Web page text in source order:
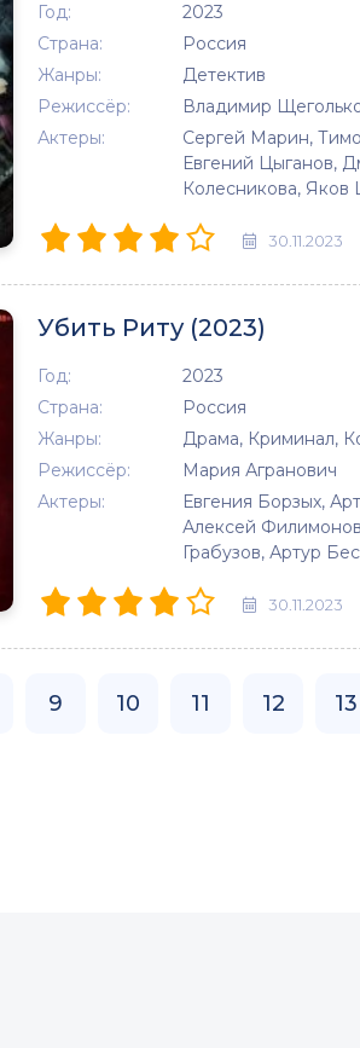
Год:
2023
Страна:
Россия
Жанры:
Детектив
Режиссёр:
Владимир
Актеры:
Сергей Марин,
Евгений Цыганов,
Колесникова,
30.11.2023
Убить Риту (2023)
Год:
2023
Страна:
Россия
Жанры:
Драма, Криминал,
Режиссёр:
Мария Агранович
Актеры:
Евгения Борзых,
Алексей
Грабузов, Артур
30.11.2023
9 10 11 12 13